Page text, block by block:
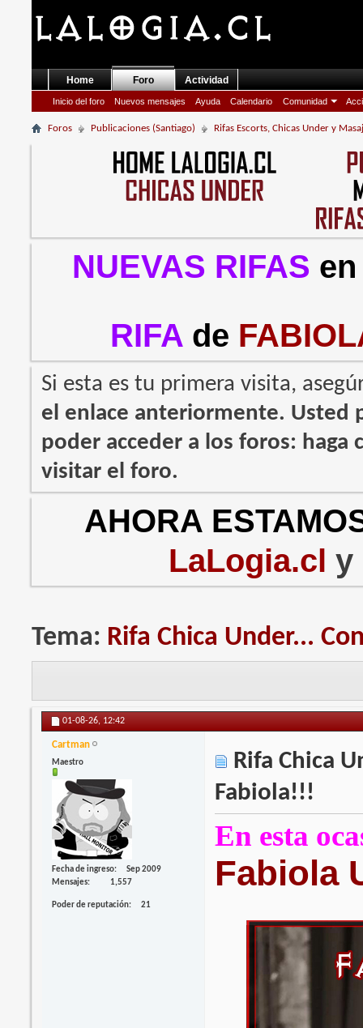
Home Foro
Inicio del foro Nuevos mensajes Ayuda Calendario Comunidad
Actividad
Foros Publicaciones (Santiago) Rifas Escorts, Chicas Under y
NUEVAS RIFAS en
RIFA de
Si esta es tu primera visita,
el enlace anteriormente. Usted
poder acceder a los foros: haga
visitar el foro.
AHORA
LaLogia.cl y
Tema: Rifa Chica Under...
01-08-26, 12:42
Cartman
Maestro
Fecha de ingreso
Sep 2009
Mensajes
1,557
Poder de reputación 21
Rifa Chica
Fabiola!!!
En esta
Fabiola